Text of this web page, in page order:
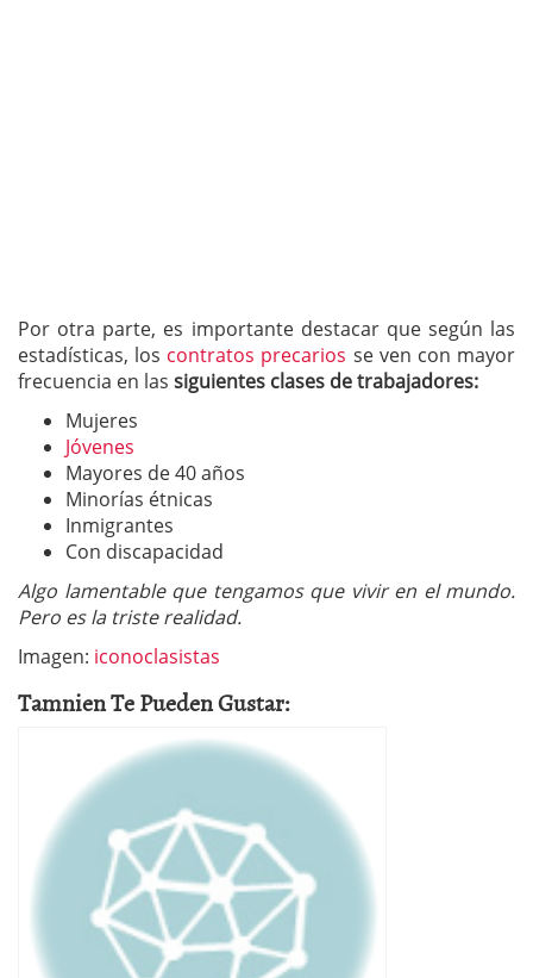
Por otra parte, es importante destacar que según las
estadísticas, los contratos precarios se ven con mayor
frecuencia en las siguientes clases de trabajadores:
Mujeres
Jóvenes
Mayores de 40 años
Minorías étnicas
Inmigrantes
Con discapacidad
Algo lamentable que tengamos que vivir en el mundo.
Pero es la triste realidad.
Imagen: iconoclasistas
Tamnien Te Pueden Gustar: